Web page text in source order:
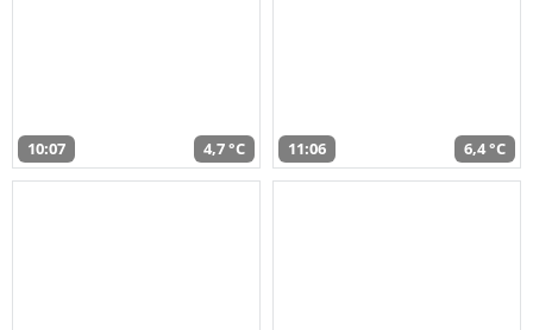
10:07 4,7 °C 11:06 6,4 °C